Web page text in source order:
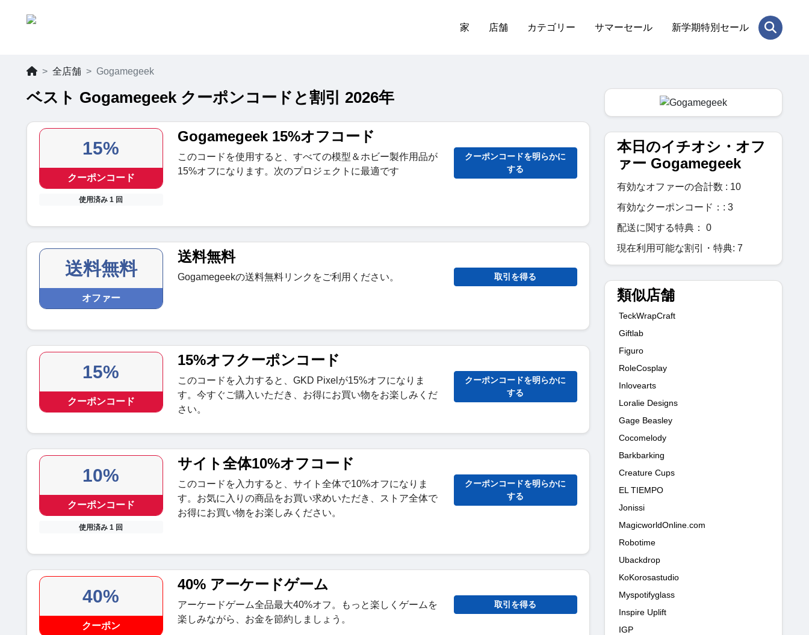
家 店舗 カテゴリー サマーセール 新学期特別セール
全店舗 Gogamegeek
ベスト Gogamegeek クーポンコードと割引 2026年
15%
クーポンコード
使用済み 1 回
Gogamegeek 15%オフコード
このコードを使用すると、すべての模型＆ホビー製作用品が
15%オフになります。次のプロジェクトに最適です
クーポンコードを明らかに
する
送料無料
オファー
送料無料
Gogamegeekの送料無料リンクをご利用ください。 取引を得る
15%
クーポンコード
15%オフクーポンコード
このコードを入力すると、GKD Pixelが15%オフになりま
す。今すぐご購入いただき、お得にお買い物をお楽しみくだ
さい。
クーポンコードを明らかに
する
10%
クーポンコード
使用済み 1 回
サイト全体10%オフコード
このコードを入力すると、サイト全体で10%オフになりま
す。お気に入りの商品をお買い求めいただき、ストア全体で
お得にお買い物をお楽しみください。
クーポンコードを明らかに
する
40%
クーポン
40% アーケードゲーム
アーケードゲーム全品最大40%オフ。もっと楽しくゲームを
楽しみながら、お金を節約しましょう。
取引を得る
本日のイチオシ・オフ
ァー Gogamegeek
有効なオファーの合計数 : 10
有効なクーポンコード：: 3
配送に関する特典： 0
現在利用可能な割引・特典: 7
類似店舗
TeckWrapCraft
Giftlab
Figuro
RoleCosplay
Inlovearts
Loralie Designs
Gage Beasley
Cocomelody
Barkbarking
Creature Cups
EL TIEMPO
Jonissi
MagicworldOnline.com
Robotime
Ubackdrop
KoKorosastudio
Myspotifyglass
Inspire Uplift
IGP